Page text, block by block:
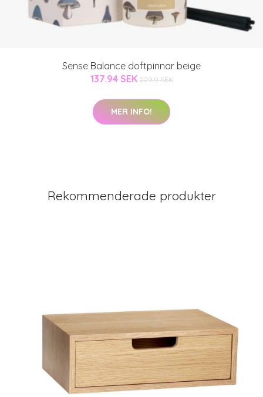
Sense Balance doftpinnar beige
137.94 SEK 229.9 SEK
MER INFO!
Rekommenderade produkter